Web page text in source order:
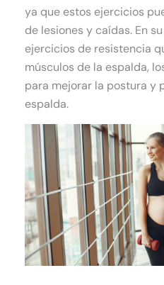
ya que estos ejercicios
de lesiones y caídas. En
ejercicios de resistencia
músculos de la espalda,
para mejorar la postura y
espalda.